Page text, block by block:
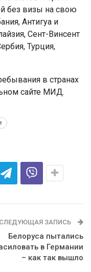
без визы на свою
Антигуа и
Сент-Винсент
Турция,
в странах
сайте МИД.
СЛЕДУЮЩАЯ ЗАПИСЬ
Белоруса пытались
в Германии
– как так вышло